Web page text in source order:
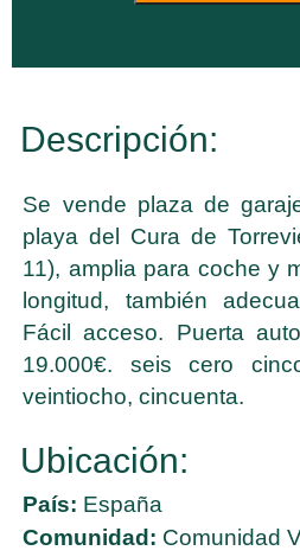
Descripción:
Se vende plaza de
playa del Cura de
11), amplia para coche y
longitud, también
Fácil acceso. Puerta
19.000€. seis cero
veintiocho, cincuenta.
Ubicación:
País: España
Comunidad: Comunidad